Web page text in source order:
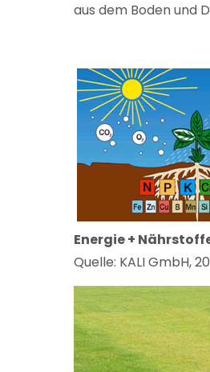
aus dem Boden und
Energie +
Quelle: KALI GmbH,